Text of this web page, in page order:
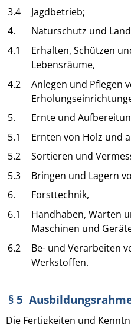
3.4
Jagdbetrieb;
4.
Naturschutz und
4.1
Erhalten, Schützen
Lebensräume,
4.2
Anlegen und Pflegen
5.
Ernte und
5.1
Ernten von Holz und
5.2
Sortieren und
5.3
Bringen und Lagern
6.
Forsttechnik,
6.1
Handhaben, Warten
Maschinen und
6.2
Be- und Verarbeiten
Werkstoffen.
§ 5
Die Fertigkeiten und